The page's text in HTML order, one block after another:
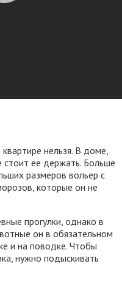
нельзя. В доме,
ее держать. Больше
размеров вольер с
которые он не
прогулки, однако в
он в обязательном
и на поводке. Чтобы
нужно подыскивать